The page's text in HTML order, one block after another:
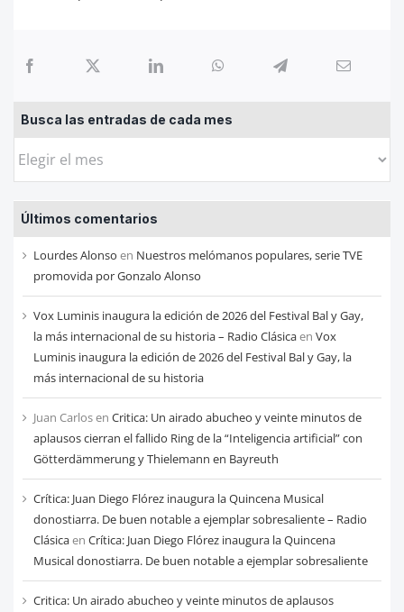
Busca las entradas de cada mes
Busca
entradas
de
cada
mes
Últimos comentarios
Lourdes Alonso en Nuestros melómanos populares, serie TVE
promovida por Gonzalo Alonso
Vox Luminis inaugura la edición de 2026 del Festival Bal y Gay,
la más internacional de su historia – Radio Clásicaen Vox
Luminis inaugura la edición de 2026 del Festival Bal y Gay, la
más internacional de su historia
Juan Carlosen Critica: Un airado abucheo y veinte minutos de
aplausos cierran el fallido Ring de la “Inteligencia artificial” con
Götterdämmerung y Thielemann en Bayreuth
Crítica: Juan Diego Flórez inaugura la Quincena Musical
donostiarra. De buen notable a ejemplar sobresaliente – Radio
Clásicaen Crítica: Juan Diego Flórez inaugura la Quincena
Musical donostiarra. De buen notable a ejemplar sobresaliente
Critica: Un airado abucheo y veinte minutos de aplausos